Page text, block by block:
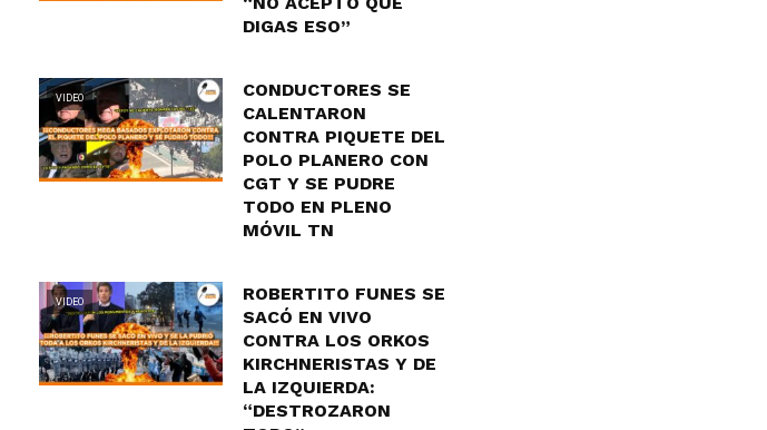
DIGAS ESO”
VIDEO
CONDUCTORES SE
CALENTARON
CONTRA PIQUETE DEL
POLO PLANERO CON
CGT Y SE PUDRE
TODO EN PLENO
MÓVIL TN
VIDEO
ROBERTITO FUNES SE
SACÓ EN VIVO
CONTRA LOS ORKOS
KIRCHNERISTAS Y DE
LA IZQUIERDA:
“DESTROZARON